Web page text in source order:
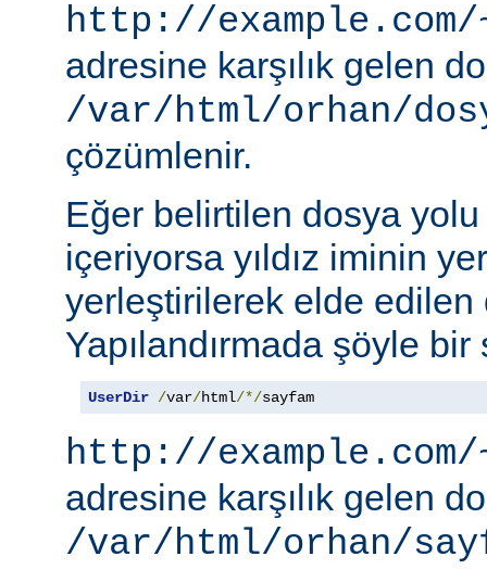
http://example.com/
adresine karşılık gelen
/var/html/orhan/
çözümlenir.
Eğer belirtilen dosya yolu
içeriyorsa yıldız iminin
yerleştirilerek elde edilen
Yapılandırmada şöyle bir
UserDir /var/html/*/sayfam
http://example.com/
adresine karşılık gelen
/var/html/orhan/